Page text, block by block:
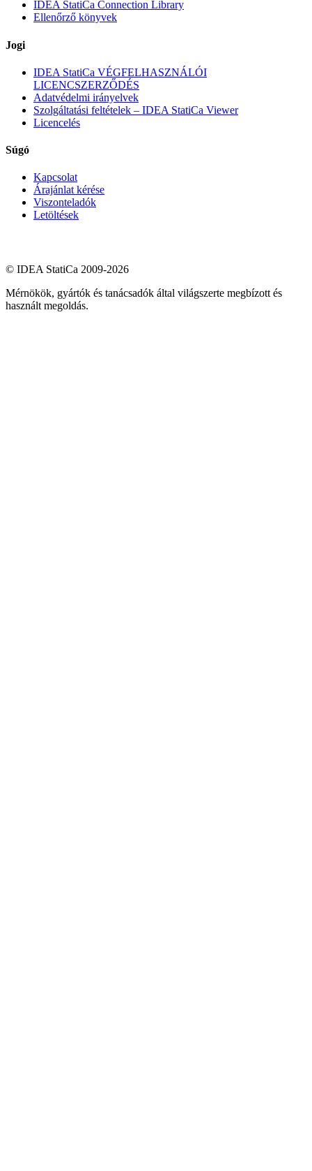
IDEA StatiCa Connection Library
Ellenőrző könyvek
Jogi
IDEA StatiCa VÉGFELHASZNÁLÓI
LICENCSZERZŐDÉS
Adatvédelmi irányelvek
Szolgáltatási feltételek – IDEA StatiCa Viewer
Licencelés
Súgó
Kapcsolat
Árajánlat kérése
Viszonteladók
Letöltések
© IDEA StatiCa 2009-2026
Mérnökök, gyártók és tanácsadók által világszerte megbízott és
használt megoldás.